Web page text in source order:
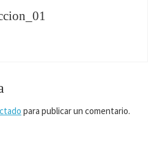
para publicar un comentario.